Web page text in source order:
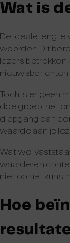
Wat is
De ideale lengte
woorden. Dit
lezers
nieuwsberichten
Toch is er geen
doelgroep, het
diepgang dan
waarde aan je
Wat wel
waarderen
niet op het
Hoe